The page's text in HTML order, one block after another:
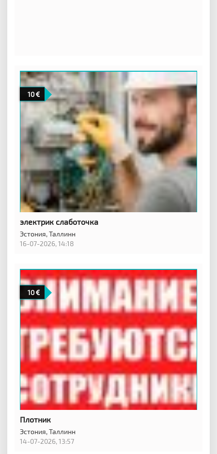
10
электрик слаботочка
Эстония,Таллинн
16-07-2026, 14:18
10
Плотник
Эстония,Таллинн
14-07-2026, 13:57